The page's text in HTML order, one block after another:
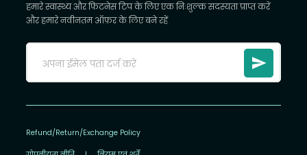
हमारे स्वास्थ्य और फिटनेस टिप के लिए एक निःशुल्क सदस्यता प्राप्त करें
और हमारे नवीनतम ऑफ़र के लिए बने रहें
Refund/Return/Exchange Policy